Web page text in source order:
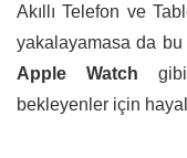
Akıllı Telefon ve
yakalayamasa da bu
Apple Watch
bekleyenler için hayal